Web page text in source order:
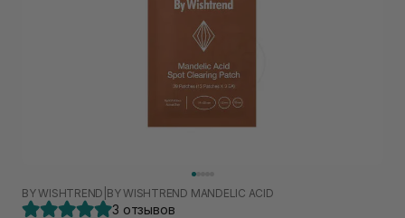
BY WISHTREND BY WISHTREND MANDELIC ACID
3 отзывов